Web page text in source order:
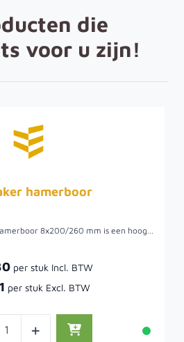
die
voor u zijn!
hamerboor
+